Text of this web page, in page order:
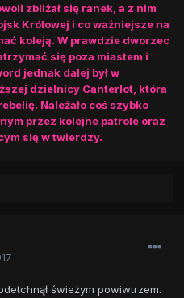
zbliżał się ranek, a z nim
Królowej i co ważniejsze na
koleją. W prawdzie dworzec
się poza miastem i
jednak dalej był w
dzielnicy Canterlot, która
Należało coś szybko
przez kolejne patrole oraz
się w twierdzy.
świeżym powiwtrzem.